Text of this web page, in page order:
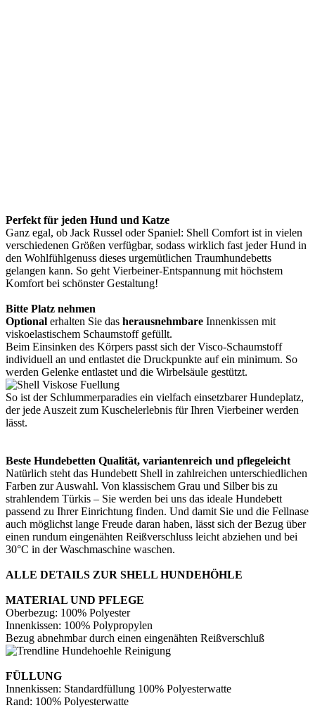
Perfekt für jeden Hund und Katze
Ganz egal, ob Jack Russel oder Spaniel: Shell Comfort ist in vielen
verschiedenen Größen verfügbar, sodass wirklich fast jeder Hund in
den Wohlfühlgenuss dieses urgemütlichen Traumhundebetts
gelangen kann. So geht Vierbeiner-Entspannung mit höchstem
Komfort bei schönster Gestaltung!
Bitte Platz nehmen
Optional erhalten Sie das herausnehmbare Innenkissen mit
viskoelastischem Schaumstoff gefüllt.
Beim Einsinken des Körpers passt sich der Visco-Schaumstoff
individuell an und entlastet die Druckpunkte auf ein minimum. So
werden Gelenke entlastet und die Wirbelsäule gestützt.
So ist der Schlummerparadies ein vielfach einsetzbarer Hundeplatz,
der jede Auszeit zum Kuschelerlebnis für Ihren Vierbeiner werden
lässt.
Beste Hundebetten Qualität, variantenreich und pflegeleicht
Natürlich steht das Hundebett Shell in zahlreichen unterschiedlichen
Farben zur Auswahl. Von klassischem Grau und Silber bis zu
strahlendem Türkis – Sie werden bei uns das ideale Hundebett
passend zu Ihrer Einrichtung finden. Und damit Sie und die Fellnase
auch möglichst lange Freude daran haben, lässt sich der Bezug über
einen rundum eingenähten Reißverschluss leicht abziehen und bei
30°C in der Waschmaschine waschen.
ALLE DETAILS ZUR SHELL HUNDEHÖHLE
MATERIAL UND PFLEGE
Oberbezug: 100% Polyester
Innenkissen: 100% Polypropylen
Bezug abnehmbar durch einen eingenähten Reißverschluß
FÜLLUNG
Innenkissen: Standardfüllung 100% Polyesterwatte
Rand: 100% Polyesterwatte